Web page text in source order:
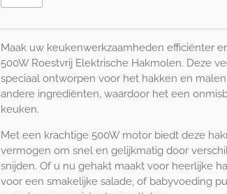
Maak uw keukenwerkzaamheden efficiënter
500W Roestvrij Elektrische Hakmolen. Deze
speciaal ontworpen voor het hakken en
andere ingrediënten, waardoor het een
keuken.
Met een krachtige 500W motor biedt deze
vermogen om snel en gelijkmatig door
snijden. Of u nu gehakt maakt voor heerlijke
voor een smakelijke salade, of babyvoeding